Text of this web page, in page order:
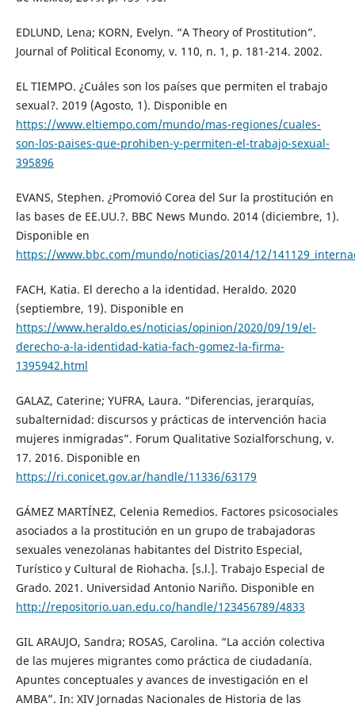
EDLUND, Lena; KORN, Evelyn. “A Theory of Prostitution”.
Journal of Political Economy, v. 110, n. 1, p. 181-214. 2002.
EL TIEMPO. ¿Cuáles son los países que permiten el trabajo
sexual?. 2019 (Agosto, 1). Disponible en
https://www.eltiempo.com/mundo/mas-regiones/cuales-
son-los-paises-que-prohiben-y-permiten-el-trabajo-sexual-
395896
EVANS, Stephen. ¿Promovió Corea del Sur la prostitución en
las bases de EE.UU.?. BBC News Mundo. 2014 (diciembre, 1).
Disponible en
https://www.bbc.com/mundo/noticias/2014/12/
FACH, Katia. El derecho a la identidad. Heraldo. 2020
(septiembre, 19). Disponible en
https://www.heraldo.es/noticias/opinion/2020/09/19/el-
derecho-a-la-identidad-katia-fach-gomez-la-firma-
1395942.html
GALAZ, Caterine; YUFRA, Laura. “Diferencias, jerarquías,
subalternidad: discursos y prácticas de intervención hacia
mujeres inmigradas”. Forum Qualitative Sozialforschung, v.
17. 2016. Disponible en
https://ri.conicet.gov.ar/handle/11336/63179
GÁMEZ MARTÍNEZ, Celenia Remedios. Factores psicosociales
asociados a la prostitución en un grupo de trabajadoras
sexuales venezolanas habitantes del Distrito Especial,
Turístico y Cultural de Riohacha. [s.l.]. Trabajo Especial de
Grado. 2021. Universidad Antonio Nariño. Disponible en
http://repositorio.uan.edu.co/handle/123456789/4833
GIL ARAUJO, Sandra; ROSAS, Carolina. “La acción colectiva
de las mujeres migrantes como práctica de ciudadanía.
Apuntes conceptuales y avances de investigación en el
AMBA”. In: XIV Jornadas Nacionales de Historia de las